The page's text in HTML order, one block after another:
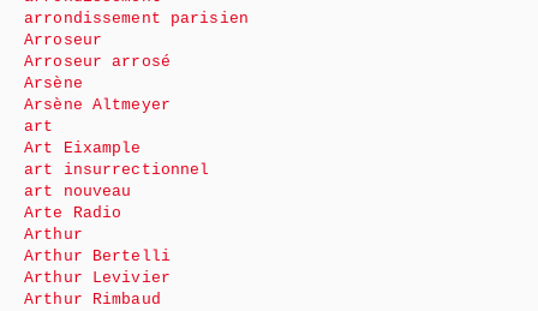
arrondissement parisien
Arroseur
Arroseur arrosé
Arsène
Arsène Altmeyer
art
Art Eixample
art insurrectionnel
art nouveau
Arte Radio
Arthur
Arthur Bertelli
Arthur Levivier
Arthur Rimbaud